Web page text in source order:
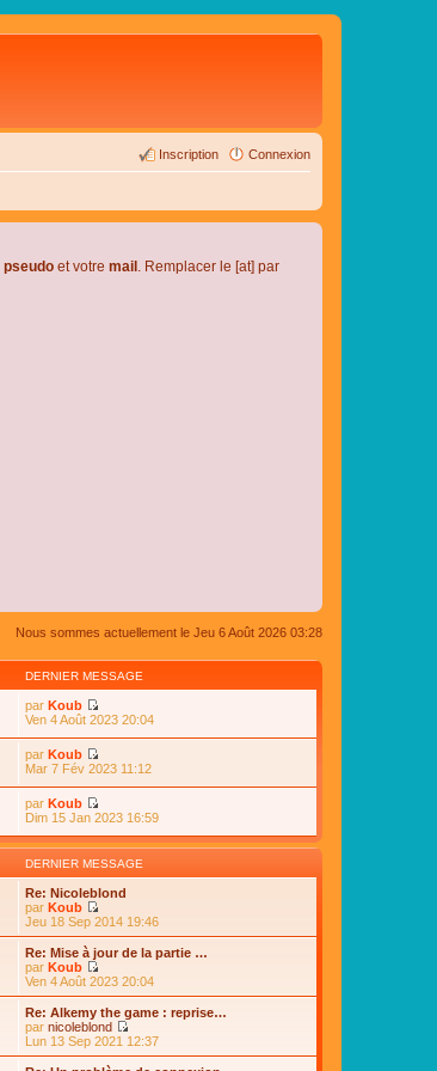
Connexion
Inscription
pseudo et votre mail . Remplacer le [at] par
Nous sommes actuellement le Jeu 6 Août 2026 03:28
DERNIER MESSAGE
par Koub
C
u
l
e
l
e
d
e
n
r
m
e
s
a
g
e
Ven 4 Août 2023 20:04
par Koub
C
u
l
t
e
r
l
d
e
r
i
e
r
m
e
s
s
Mar 7 Fév 2023 11:12
par Koub
C
n
s
u
l
t
e
r
e
e
r
n
i
e
r
Dim 15 Jan 2023 16:59
DERNIER MESSAGE
Re: Nicoleblond
par Koub
C
o
n
s
u
l
e
r
l
Jeu 18 Sep 2014 19:46
Re: Mise à jour de la partie …
par Koub
C
o
n
s
u
l
t
Ven 4 Août 2023 20:04
Re: Alkemy the game : reprise…
par nicoleblond
C
o
n
Lun 13 Sep 2021 12:37